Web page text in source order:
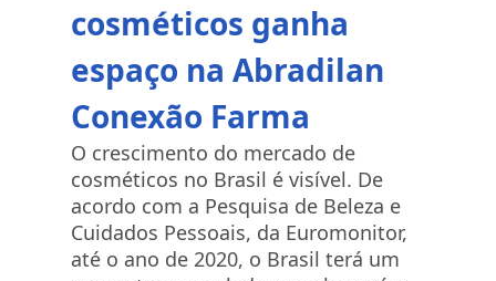
cosméticos ganha
espaço na Abradilan
Conexão Farma
O crescimento do mercado de
cosméticos no Brasil é visível. De
acordo com a Pesquisa de Beleza e
Cuidados Pessoais, da Euromonitor,
até o ano de 2020, o Brasil terá um